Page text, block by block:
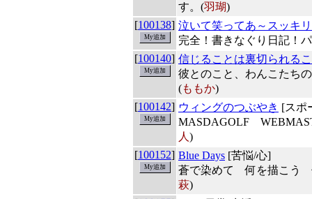
す。(羽瑚)
[100138] 泣いて笑ってあ～スッ
完全！書きなぐり日記！
[100140] 信じることは裏切られる
彼とのこと、わんこたち
(ももか)
[100142] ウィングのつぶやき [スポ
MASDAGOLF
人 )
[100152] Blue Days [苦悩/心]
蒼で染めて 何を描こう
萩)